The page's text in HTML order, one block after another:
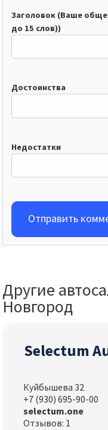
Заголовок (Ваше
до 15 слов))
Достоинства
Недостатки
Отправить
Другие
Новгород
Selectum
Куйбышева 32
+7 (930) 695-90-00
selectum.one
Отзывов: 1